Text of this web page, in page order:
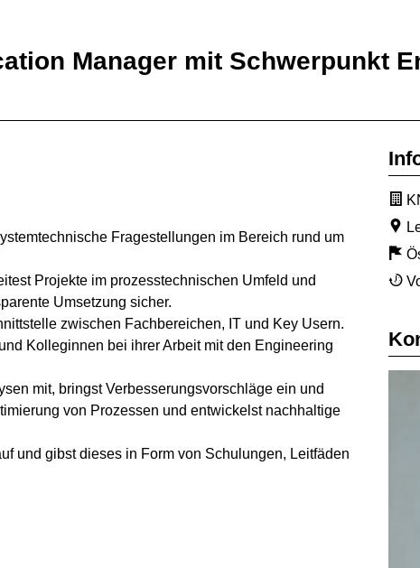
Manager mit Schwerpunkt
Fragestellungen im Bereich rund um
Projekte im prozesstechnischen Umfeld und
Umsetzung sicher.
zwischen Fachbereichen, IT und Key Usern.
Kolleginnen bei ihrer Arbeit mit den Engineering
mit, bringst Verbesserungsvorschläge ein und
von Prozessen und entwickelst nachhaltige
und gibst dieses in Form von Schulungen, Leitfäden